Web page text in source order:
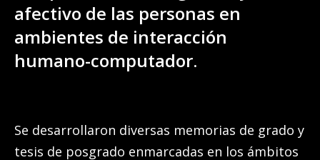
afectivo de las personas en
ambientes de interacción
humano-computador.
Se desarrollaron diversas memorias de grado y
tesis de posgrado enmarcadas en los ámbitos